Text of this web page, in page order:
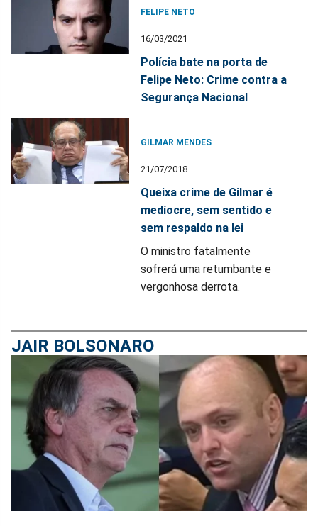
FELIPE NETO
16/03/2021
Polícia bate na porta de
Felipe Neto: Crime contra a
Segurança Nacional
GILMAR MENDES
21/07/2018
Queixa crime de Gilmar é
medíocre, sem sentido e
sem respaldo na lei
O ministro fatalmente
sofrerá uma retumbante e
vergonhosa derrota.
JAIR BOLSONARO